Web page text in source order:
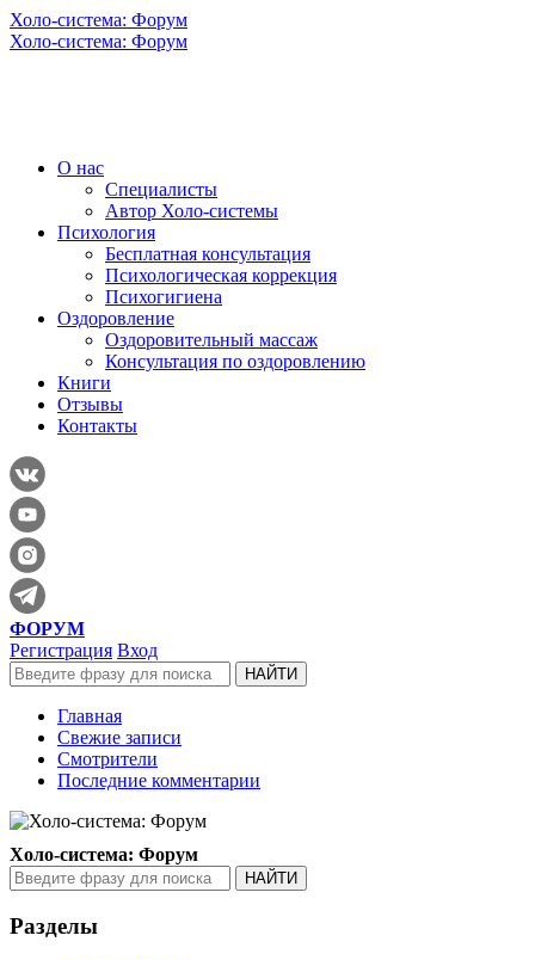
Холо-система: Форум
Холо-система: Форум
О нас
Специалисты
Автор Холо-системы
Психология
Бесплатная консультация
Психологическая коррекция
Психогигиена
Оздоровление
Оздоровительный массаж
Консультация по оздоровлению
Книги
Отзывы
Контакты
ФОРУМ
Регистрация Вход
Главная
Свежие записи
Смотрители
Последние комментарии
Холо-система: Форум
Разделы